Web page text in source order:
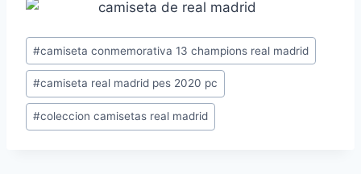
Etiquetas
de
la
entrada:
#camiseta conmemorativa 13 champions real madrid
#camiseta real madrid pes 2020 pc
#coleccion camisetas real madrid